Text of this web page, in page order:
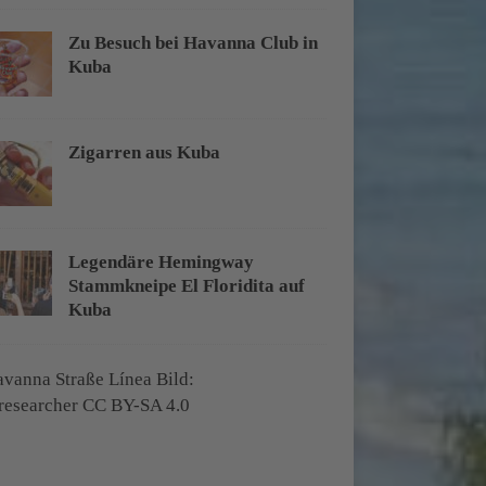
Zu Besuch bei Havanna Club in
Kuba
Zigarren aus Kuba
Legendäre Hemingway
Stammkneipe El Floridita auf
Kuba